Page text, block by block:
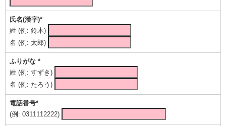
氏名(漢字)*
姓 (例: 鈴木)
名 (例: 太郎)
ふりがな *
姓 (例: すずき)
名 (例: たろう)
電話番号*
(例: 0311112222)